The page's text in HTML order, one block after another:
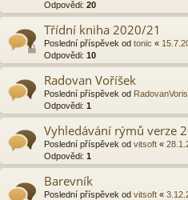
Odpovědi: 20
Třídní kniha 2020/21
Poslední příspěvek od tonic «
Odpovědi: 10
Radovan Voříšek
Poslední příspěvek od
Odpovědi: 1
Vyhledávání rýmů verze
Poslední příspěvek od vitsoft «
Odpovědi: 1
Barevník
Poslední příspěvek od vitsoft «